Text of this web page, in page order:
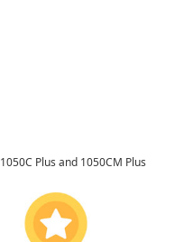
Plus and 1050CM Plus